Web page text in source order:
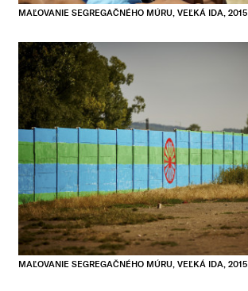
MAĽOVANIE SEGREGAČNÉHO MÚRU, VEĽKÁ IDA, 2015
MAĽOVANIE SEGREGAČNÉHO MÚRU, VEĽKÁ IDA, 2015